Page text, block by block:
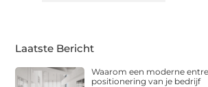
Laatste Bericht
Waarom een moderne
positionering van je bedrijf